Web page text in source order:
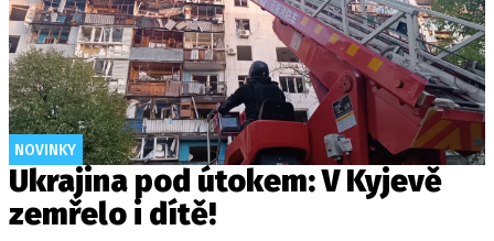
NOVINKY
Ukrajina pod útokem: V Kyjevě
zemřelo i dítě!